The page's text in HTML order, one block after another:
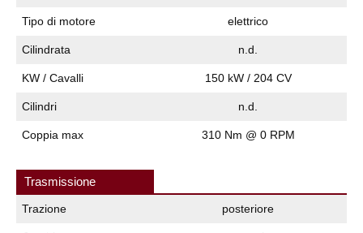
Tipo di motore elettrico
Cilindrata n.d.
KW / Cavalli 150 kW / 204 CV
Cilindri n.d.
Coppia max 310 Nm @ 0 RPM
Trasmissione
Trazione posteriore